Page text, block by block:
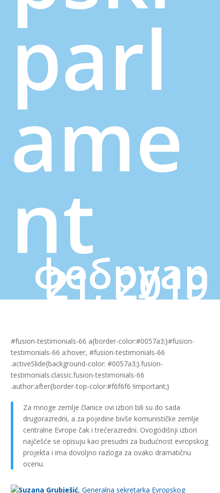
parl
ame
nt
фебруар
21, 2019
#fusion-testimonials-66 a{border-color:#0057a3;}#fusion-
testimonials-66 a:hover, #fusion-testimonials-66
.activeSlide{background-color: #0057a3;}.fusion-
testimonials.classic.fusion-testimonials-66
.author:after{border-top-color:#f6f6f6 !important;}
Za mnoge zemlje članice ovi izbori bili su do sada
drugorazredni, a za pojedine bivše komunističke zemlje
centralne Evrope čak i trećerazredni. Ovogodišnji izbori
najčešće se opisuju kao presudni za budućnost evropskog
projekta i ima dovoljno razloga za ovako dramatičnu
ocenu.
Suzana Grubješić,Generalna sekretarka Evropskog